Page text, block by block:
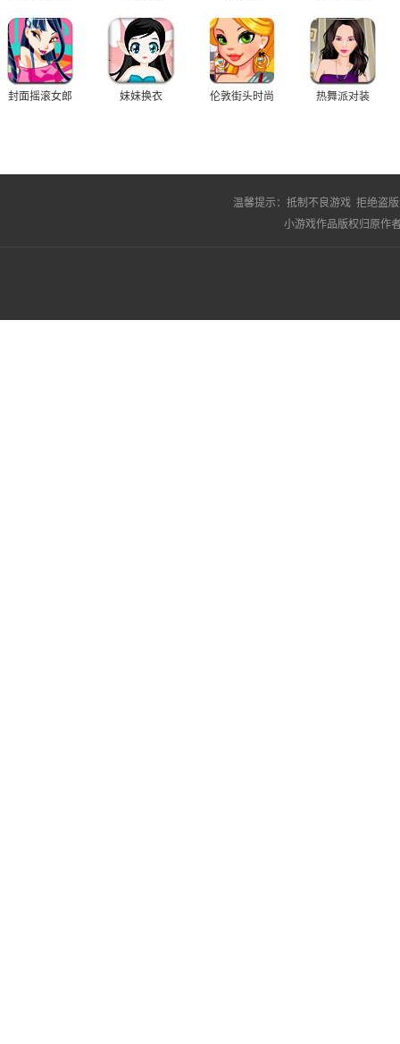
封面摇滚女郎 妹妹换衣 伦敦街头时尚 热舞派对装
温馨提示： 抵制不良游戏 拒绝盗
小游戏作品版权归原作